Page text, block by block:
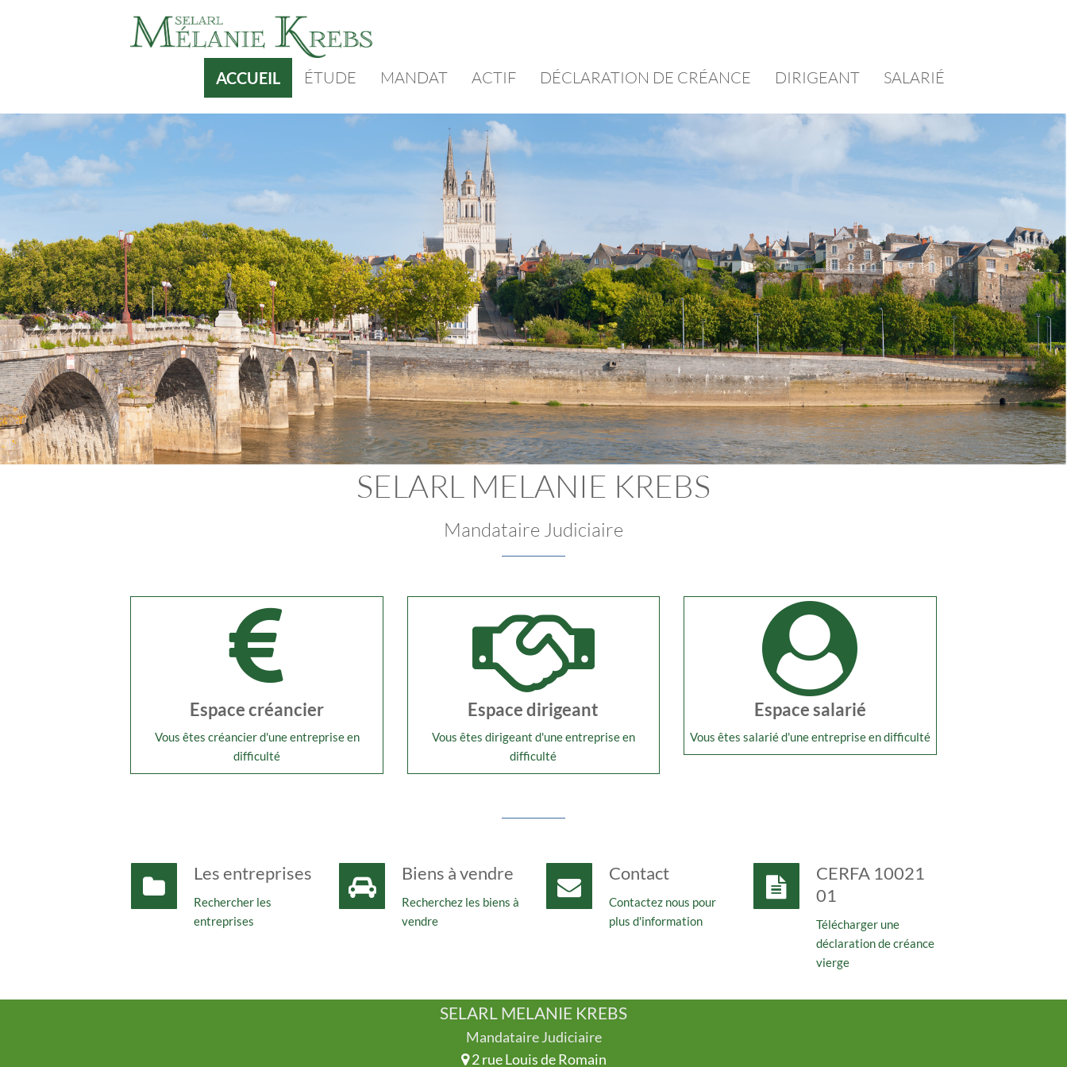
ACCUEIL ÉTUDE MANDAT ACTIF DÉCLARATION DE CRÉANCE DIRIGEANT SALARIÉ
SELARL MELANIE KREBS
Mandataire Judiciaire
Espace créancier
Vous êtes créancier d'une entreprise en
difficulté
Espace dirigeant
Vous êtes dirigeant d'une entreprise en
difficulté
Espace salarié
Vous êtes salarié d'une entreprise en difficulté
Les entreprises
Rechercher les
entreprises
Biens à vendre
Recherchez les biens à
vendre
Contact
Contactez nous pour
plus d'information
CERFA 10021
01
Télécharger une
déclaration de créance
vierge
SELARL MELANIE KREBS
Mandataire Judiciaire
2 rue Louis de Romain